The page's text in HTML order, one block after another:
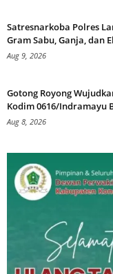
Satresnarkoba Polres
Gram Sabu, Ganja, dan
Aug 9, 2026
Gotong Royong
Kodim 0616/Indramayu
Aug 8, 2026